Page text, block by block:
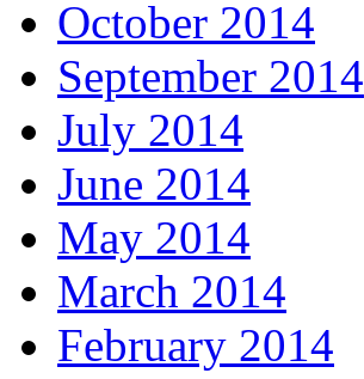
October 2014
September 2014
July 2014
June 2014
May 2014
March 2014
February 2014